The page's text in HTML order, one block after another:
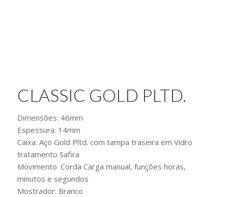
CLASSIC GOLD PLTD.
Dimensões: 46mm
Espessura: 14mm
Caixa: Aço Gold Pltd. com tampa traseira em Vidro
tratamento Safira
Movimento: Corda Carga manual, funções horas,
minutos e segundos
Mostrador: Branco